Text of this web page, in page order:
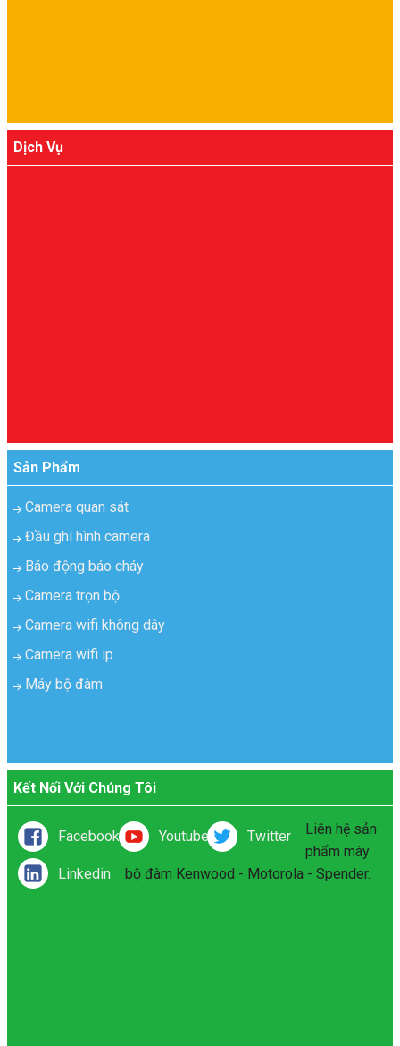
Dịch Vụ
Sản Phẩm
Camera quan sát
Đầu ghi hình camera
Báo động báo cháy
Camera trọn bộ
Camera wifi không dây
Camera wifi ip
Máy bộ đàm
Kết Nối Với Chúng Tôi
Facebook Youtube Twitter
Linkedin
Liên hệ sản
phẩm máy
bộ đàm Kenwood - Motorola - Spender.